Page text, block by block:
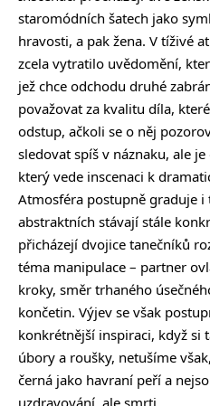
staromódních šatech jako
hravosti, a pak žena. V tíživé
zcela vytratilo uvědomění,
jež chce odchodu druhé
považovat za kvalitu díla,
odstup, ačkoli se o něj
sledovat spíš v náznaku, ale
který vede inscenaci k
Atmosféra postupně graduje i
abstraktních stávají stále
přicházejí dvojice tanečníků
téma manipulace – partner
kroky, směr trhaného
končetin. Výjev se však
konkrétnější inspiraci, když si
úbory a roušky, netušíme
černá jako havraní peří a
uzdravování, ale smrti.